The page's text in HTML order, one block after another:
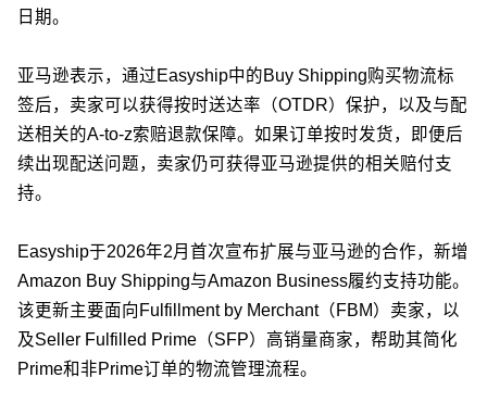
日期。
亚马逊表示，通过Easyship中的Buy Shipping购买物流标
签后，卖家可以获得按时送达率（OTDR）保护，以及与配
送相关的A-to-z索赔退款保障。如果订单按时发货，即便后
续出现配送问题，卖家仍可获得亚马逊提供的相关赔付支
持。
Easyship于2026年2月首次宣布扩展与亚马逊的合作，新增
Amazon Buy Shipping与Amazon Business履约支持功能。
该更新主要面向Fulfillment by Merchant（FBM）卖家，以
及Seller Fulfilled Prime（SFP）高销量商家，帮助其简化
Prime和非Prime订单的物流管理流程。